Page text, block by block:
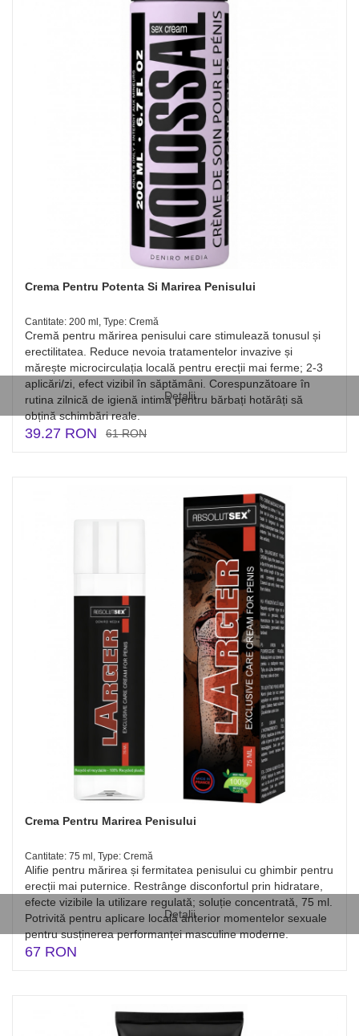
Detalii
Crema Pentru Potenta Si Marirea Penisului
Cantitate: 200 ml, Type: Cremă
Cremă pentru mărirea penisului care stimulează tonusul și
erectilitatea. Reduce nevoia tratamentelor invazive și
mărește microcirculația locală pentru erecții mai ferme; 2-3
aplicări/zi, efect vizibil în săptămâni. Corespunzătoare în
rutina zilnică de igienă intimă pentru bărbați hotărâți să
obțină schimbări reale.
39.27 RON 61 RON
Detalii
Crema Pentru Marirea Penisului
Cantitate: 75 ml, Type: Cremă
Alifie pentru mărirea și fermitatea penisului cu ghimbir pentru
erecții mai puternice. Restrânge disconfortul prin hidratare,
efecte vizibile la utilizare regulată; soluție concentrată, 75 ml.
Potrivită pentru aplicare locală anterior momentelor sexuale
pentru susținerea performanței masculine moderne.
67 RON